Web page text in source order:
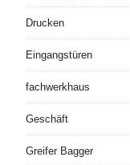
Drucken
Eingangstüren
fachwerkhaus
Geschäft
Greifer Bagger